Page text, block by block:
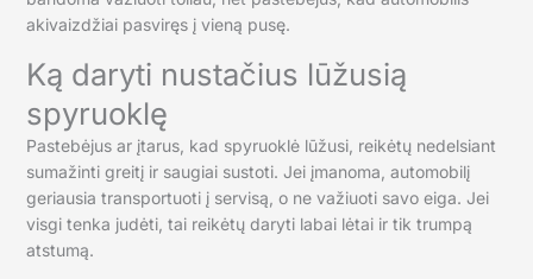
akivaizdžiai pasviręs į vieną pusę.
Ką daryti nustačius lūžusią
spyruoklę
Pastebėjus ar įtarus, kad spyruoklė lūžusi, reikėtų nedelsiant
sumažinti greitį ir saugiai sustoti. Jei įmanoma, automobilį
geriausia transportuoti į servisą, o ne važiuoti savo eiga. Jei
visgi tenka judėti, tai reikėtų daryti labai lėtai ir tik trumpą
atstumą.